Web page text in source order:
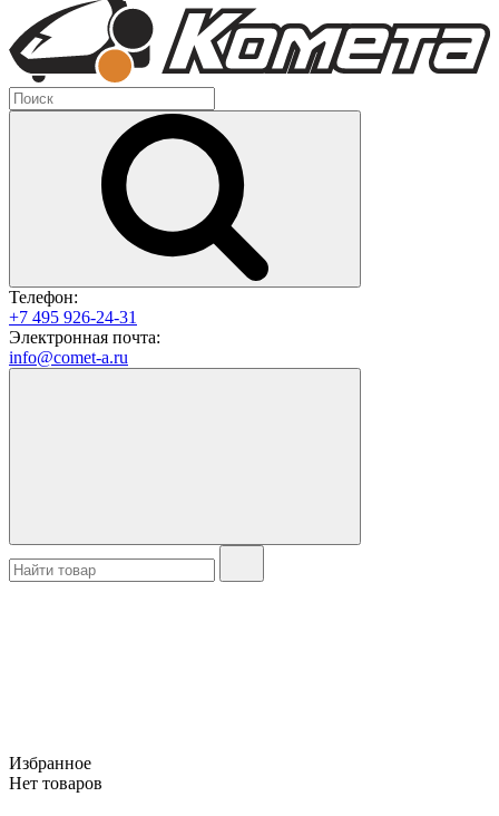
Телефон:
+7 495 926-24-31
Электронная почта:
info@comet-a.ru
Избранное
Нет товаров